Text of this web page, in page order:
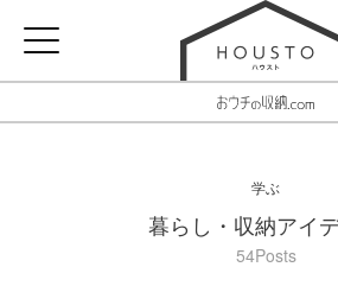
学ぶ
暮らし・収納アイ
54Posts